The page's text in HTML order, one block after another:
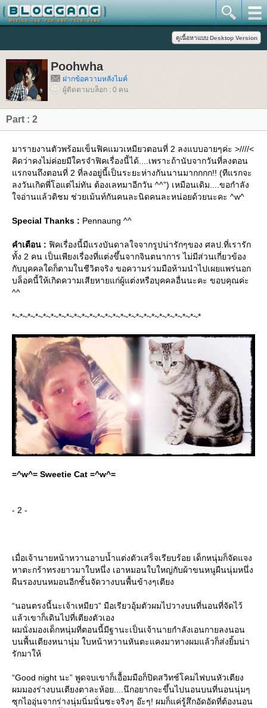
Poohwha
ฝากข้อความหลังไมค์
ผู้ติดตามบล็อก : 0 คน
Part : 2
มารายงานตัวพร้อมเข็นฟิคแมวเหมียวตอนที่ 2 ลงแบบอายๆค่ะ >////<
คิดว่าคงไม่ค่อยมีใครจำฟิคเรื่องนี้ได้....เพราะถ้านับจากวันที่ลงตอน
รกจนถึงตอนที่ 2 ที่ลงอยู่นี้เป็นระยะห่างกันนานมากกกก!! (ทีแรกจะ
ลงวันเกิดพี่โอแต่ไม่ทัน ต้องเลทมาอีกวัน ^^”) เหมือนเดิม....ขอกำลัง
จอ่านแล้วติชม ช่วยเม้นท์กันคนละนิดคนละหน่อยด้วยนะคะ ^w^
Special Thanks : Pennaung ^^
คำเตือน : ฟิคเรื่องนี้มีแรงบันดาลใจจากรูปน่ารักๆของ ศลป.ที่เรารัก
ทั้ง 2 คน เป็นเพียงเรื่องที่แต่งขึ้นจากจินตนาการ ไม่มีส่วนเกี่ยวข้อง
กับบุคคลใดก็ตามในชีวิตจริง ขอความร่วมมือห้ามนำไปเผยแพร่นอก
บล็อคนี้ให้เกิดความเสียหายแก่ผู้แต่งหรือบุคคลอื่นนะคะ ขอบคุณค่ะ
^^
*~*~*~*~*~*~*~*~*~*~*~*~*~*~*~*~*~*~*~*~*~*~*~*~*
=^w^= Sweetie Cat =^w^=
- 2 -
เมื่อเจ้านายหน้าหวานอาบน้ำแต่งตัวเสร็จเรียบร้อย เด็กหนุ่มก็จัดแจง
หาตะกร้าทรงยาวมาใบหนึ่ง เอาหมอนใบใหญ่กับผ้าขนหนูผืนนุ่มหนึ่ง
ผืนรองบนหมอนอีกชั้นจัดวางบนพื้นข้างๆเตียง
“นอนตรงนี้นะเจ้าเหมียว” มือเรียวอุ้มตัวผมไปวางบนที่นอนที่จัดไว้
ล้วเขาก็เดินไปที่เตียงตัวเอง
ผมนั่งมองเด็กหนุ่มที่ตอนนี้มีฐานะเป็นเจ้านายกำลังเอนกายลงนอน
บนพื้นเตียงหนานุ่ม ใบหน้าหวานหันตะแคงมาทางผมแล้วก็ส่งยิ้มน่า
รักมาให้
“Good night นะ” พูดจบเขาก็เอื้อมมือก็ปิดสวิทช์โคมไฟบนหัวเตียง
ผมมองร่างบนเตียงตาละห้อย....นึกอยากจะขึ้นไปนอนบนที่นอนนุ่มๆ
ซุกไออุ่นจากร่างนุ่มนิ่มนั่นซะจริงๆ อ๊ะๆ! ผมก็แค่รู้สึกอัดอัดที่ต้องนอน